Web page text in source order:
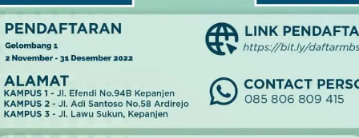
Saat
Ketahui
Menebar Pemikiran Malik
Fadjar, Dua Buku Kembali
Diluncurkan
16 Maret 2024